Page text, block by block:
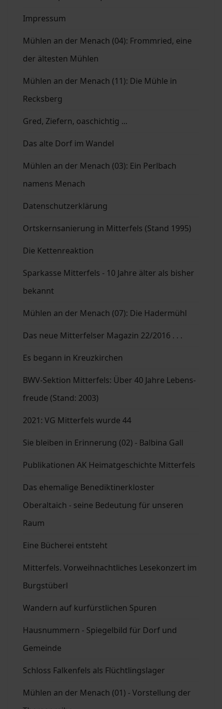
Impressum
Mühlen an der Menach (04): Frommried, eine
der ältesten Mühlen
Mühlen an der Menach (11): Die Mühle in
Recksberg
Gred, Ziefern, oaschichtig ...
Das alte Dorf im Wandel
Mühlen an der Menach (03): Ein Perlbach
namens Menach
Datenschutzerklärung
Ortskernsanierung in Mitterfels (Stand 1995)
Die Kettenreaktion
Sparkasse Mitterfels - 10 Jahre älter als bisher
bekannt
Mühlen an der Menach (07): Die Hadermühl
Das neue Mitterfelser Magazin 22/2016 . . .
Es begann in Kreuzkirchen
BWV-Sektion Mitterfels: Über 40 Jahre Lebens-
freude (Stand: 2003)
2021: VG Mitterfels wurde 44
Sie bleiben in Erinnerung (02) - Balbina Gall
Publikationen AK Heimatgeschichte Mitterfels
Das ehemalige Benediktinerkloster
Oberaltaich - seine Bedeutung für unseren
Raum
Eine Bücherei entsteht
Mitterfels. Vorweihnachtliches Lesekonzert im
Burgstüberl
Wandern auf kurfürstlichen Spuren
Hausnummern - Spiegelbild für Dorf und
Gemeinde
Schloss Falkenfels als Flüchtlingslager
Mühlen an der Menach (01) - Vorstellung der